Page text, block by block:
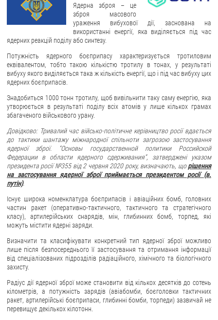
ПРЕСЦЕНТР
Новини
Drone Deals
Фотогалерея
Відеогалерея
ЗВЕРНЕННЯ ГРОМАДЯН
Звернення громадян
ДОСТУП ДО ПУБЛІЧНОЇ ІНФОРМАЦІЇ
Організація доступу до публічної інформації
Запит на отримання публічної інформації
Облік публічної інформації
Питання запобігання корупції
Публічні закупівлі
ДЕРЖАВНИЙ РЕЄСТР САНКЦІЙ
Ядерна зброя – це
зброя масового
ураження вибухової дії, заснована на
використанні енергії, яка виділяється під час
ядерних реакцій поділу або синтезу.
Потужність ядерного боєприпасу характеризується тротиловим
еквівалентом, тобто такою кількістю тротилу в тонах, у результаті
вибуху якого виділяється така ж кількість енергії, що і під час вибуху цих
ядерних боєприпасів.
Знадобиться 1000 тонн тротилу, щоб вивільнити таку саму енергію, яка
утворюється в результаті поділу всіх атомів у лише кількох грамах
збагаченого військового урану.
Довідково: Тривалий час військо-політичне керівництво росії вдається
до тактики шантажу міжнародної спільноти загрозою застосування
ядерної зброї. “Основы государственной политики Российской
Федерации в области ядерного сдерживания”, затверджені указом
президента росії№355 від 2 червня 2020 року, визначають, щорішення
на застосування ядерної зброї приймається президентом росії (в.
путін).
Існує широка номенклатура боєприпасів і авіаційних бомб, головних
частин ракет (оперативно-тактичного, тактичного та стратегічного
класу), артилерійських снарядів, мін, глибинних бомб, торпед, які
можуть містити ядерні заряди.
Визначити та класифікувати конкретний тип ядерної зброї можливо
лише після безпосереднього її застосування та отримання інформації
від спеціалізованих підрозділів радіаційного, хімічного та біологічного
захисту.
Радіус дії ядерної зброї може становити від кількох десятків до сотень
кілометрів, а потужність зарядів (авіабомби, боєголовки тактичних
ракет, артилерійські боєприпаси, глибинні бомби, торпеди) зазвичай не
перевищує декількох кілотонн.